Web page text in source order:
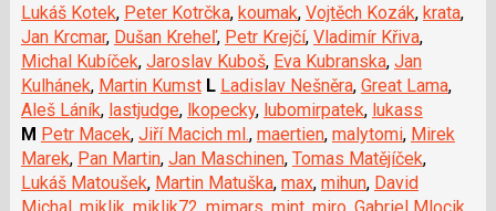
Lukáš Kotek, Peter Kotrčka, koumak, Vojtěch Kozák, krata,
Jan Krcmar, Dušan Kreheľ, Petr Krejčí, Vladimír Křiva,
Michal Kubíček, Jaroslav Kuboš, Eva Kubranska, Jan
Kulhánek, Martin Kumst L Ladislav Nešněra, Great Lama,
Aleš Láník, lastjudge, lkopecky, lubomirpatek, lukass
M Petr Macek, Jiří Macich ml., maertien, malytomi, Mirek
Marek, Pan Martin, Jan Maschinen, Tomas Matějíček,
Lukáš Matoušek, Martin Matuška, max, mihun, David
Michal, miklik, miklik72, mimars, mint, miro, Gabriel Mlocik,